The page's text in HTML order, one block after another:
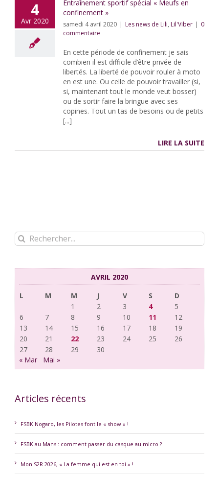
4
Avr 2020
Entraînement sportif spécial « Meufs en
confinement »
samedi 4 avril 2020 | Les news de Lili, Lil'Viber | 0
commentaire
En cette période de confinement je sais
combien il est difficile d’être privée de
libertés. La liberté de pouvoir rouler à moto
en est une. Ou celle de pouvoir travailler (si,
si, maintenant tout le monde veut bosser)
ou de sortir faire la bringue avec ses
copines. Tout un tas de besoins ou de petits
[...]
LIRE LA SUITE
Rechercher:
AVRIL 2020
L
M M J V S
D
1
2 3 4
5
6
7 8 9 10 11
12
13
14 15 16 17 18
19
20
21 22 23 24 25
26
27
28 29
30
« Mar
Mai »
Articles récents
FSBK Nogaro, les Pilotes font le « show » !
FSBK au Mans : comment passer du casque au micro ?
Mon S2R 2026, « La femme qui est en toi » !